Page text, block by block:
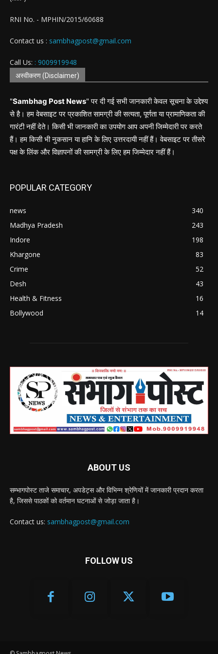
RNI No. - MPHIN/2015/60688
Contact us : sambhagpost@gmail.com
Call Us: : 9009919948
अस्वीकरण (Disclaimer)
"Sambhag Post News" पर दी गई सभी जानकारी केवल सूचना के उद्देश्य
से है। हम वेबसाइट पर प्रकाशित सामग्री की सत्यता, पूर्णता या प्रामाणिकता की
गारंटी नहीं देते। किसी भी जानकारी का उपयोग आप अपनी जिम्मेदारी पर करते
हैं। हम किसी भी नुकसान या हानि के लिए उत्तरदायी नहीं हैं। वेबसाइट पर तीसरे
पक्ष के लिंक और विज्ञापनों की सामग्री के लिए हम जिम्मेदार नहीं हैं।
POPULAR CATEGORY
news
340
Madhya Pradesh
243
Indore
198
Khargone
83
Crime
52
Desh
43
Health & Fitness
16
Bollywood
14
ABOUT US
सम्भागपोस्ट ताजे समाचार, अपडेट्स और विभिन्न श्रेणियों में जानकारी प्रदान करता
है, जिससे पाठकों को वर्तमान घटनाओं से जोड़ा जाता है।
Contact us: sambhagpost@gmail.com
FOLLOW US